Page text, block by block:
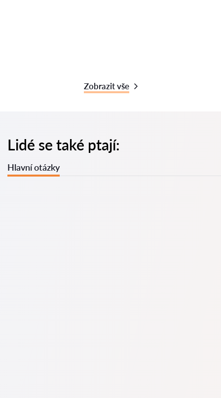
Zobrazit vše
Lidé se také ptají:
Hlavní otázky